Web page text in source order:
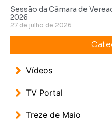
Sessão da Câmara de
2026
27 de julho de 2026
Vídeos
TV Portal
Treze de Maio